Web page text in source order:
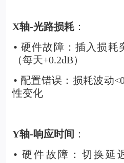
X轴-光路损耗：
• 硬件故障：插入损耗
（每天+0.2dB）
• 配置错误：损耗波动
性变化
Y轴-响应时间 ：
• 硬件故障：切换延